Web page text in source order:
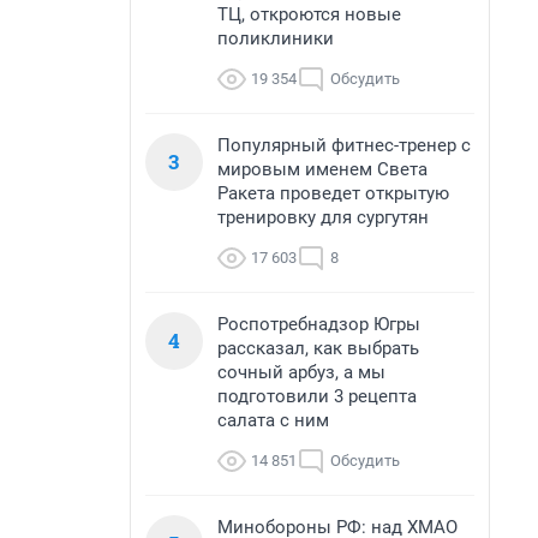
ТЦ, откроются новые
поликлиники
19 354 Обсудить
3
Популярный фитнес-тренер с
мировым именем Света
Ракета проведет открытую
тренировку для сургутян
17 603 8
4
Роспотребнадзор Югры
рассказал, как выбрать
сочный арбуз, а мы
подготовили 3 рецепта
салата с ним
14 851 Обсудить
Минобороны РФ: над ХМАО